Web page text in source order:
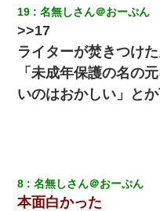
お互い干渉はしないように
したので、母が・・・
私「まとめ買いして冷凍ス
レ！」私「なんでよ」Ａ「
凸してきた
なかったその男子に女子達
19 名無しさん＠おーぷん
>>17
ライターが焚きつけ
「未成年保護の名の
いのはおかしい」と
8 名無しさん＠おーぷん
本面白かった